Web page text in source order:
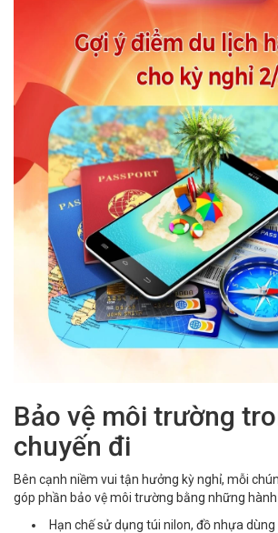
Bảo vệ môi trường
chuyến đi
Bên cạnh niềm vui tận hưởng kỳ nghỉ, mỗi
góp phần bảo vệ môi trường bằng những
Hạn chế sử dụng túi nilon, đồ nhựa